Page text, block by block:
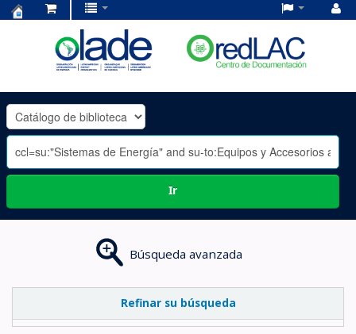
OLADE
-
Ir
Búsqueda avanzada
Refinar su búsqueda